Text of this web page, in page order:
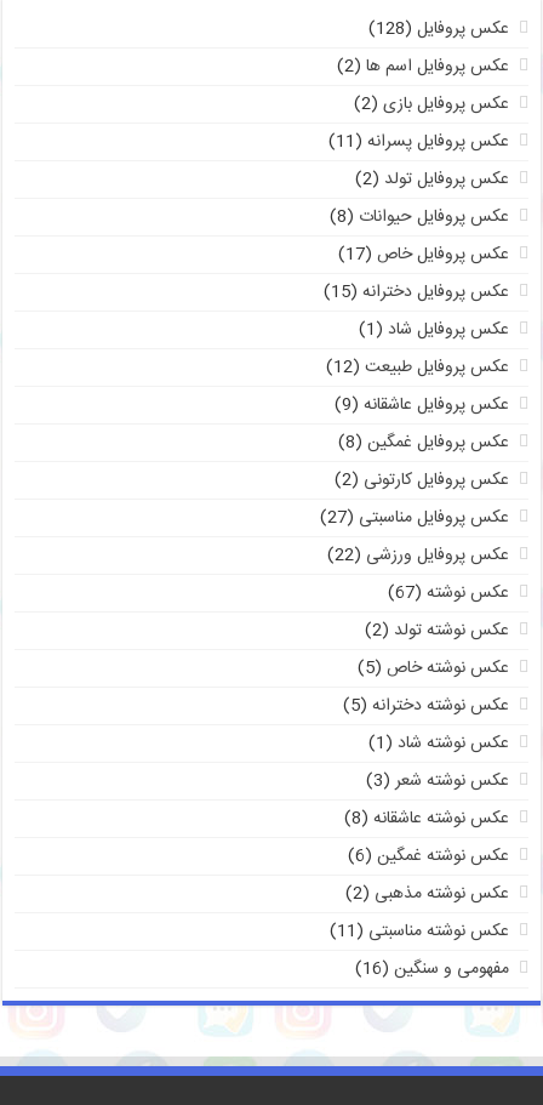
عکس پروفایل(128)
عکس پروفایل اسم ها(2)
عکس پروفایل بازی(2)
عکس پروفایل پسرانه(11)
عکس پروفایل تولد (2)
عکس پروفایل حیوانات (8)
عکس پروفایل خاص(17)
عکس پروفایل دخترانه(15)
عکس پروفایل شاد (1)
عکس پروفایل طبیعت(12)
عکس پروفایل عاشقانه(9)
عکس پروفایل غمگین(8)
عکس پروفایل کارتونی (2)
عکس پروفایل مناسبتی (27)
عکس پروفایل ورزشی (22)
عکس نوشته(67)
عکس نوشته تولد (2)
عکس نوشته خاص(5)
عکس نوشته دخترانه(5)
عکس نوشته شاد (1)
عکس نوشته شعر(3)
عکس نوشته عاشقانه(8)
عکس نوشته غمگین(6)
عکس نوشته مذهبی (2)
عکس نوشته مناسبتی (11)
مفهومی و سنگین(16)